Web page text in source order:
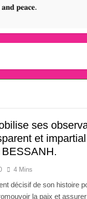
AFRIQUE
ses
et
4 Mins
décisif de son histoire
la paix et